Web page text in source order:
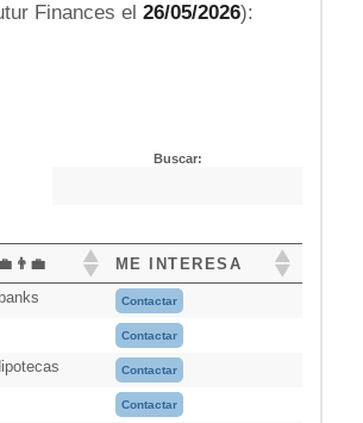
Finances el 26/05/2026):
Buscar:
ME INTERESA
Contactar
Contactar
Contactar
Contactar